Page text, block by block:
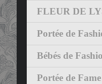
FLEUR DE
Portée de
Bébés de
Portée de Fame